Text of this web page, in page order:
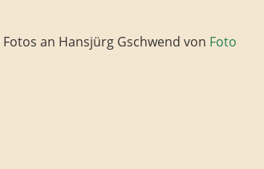
an Hansjürg Gschwend von Foto